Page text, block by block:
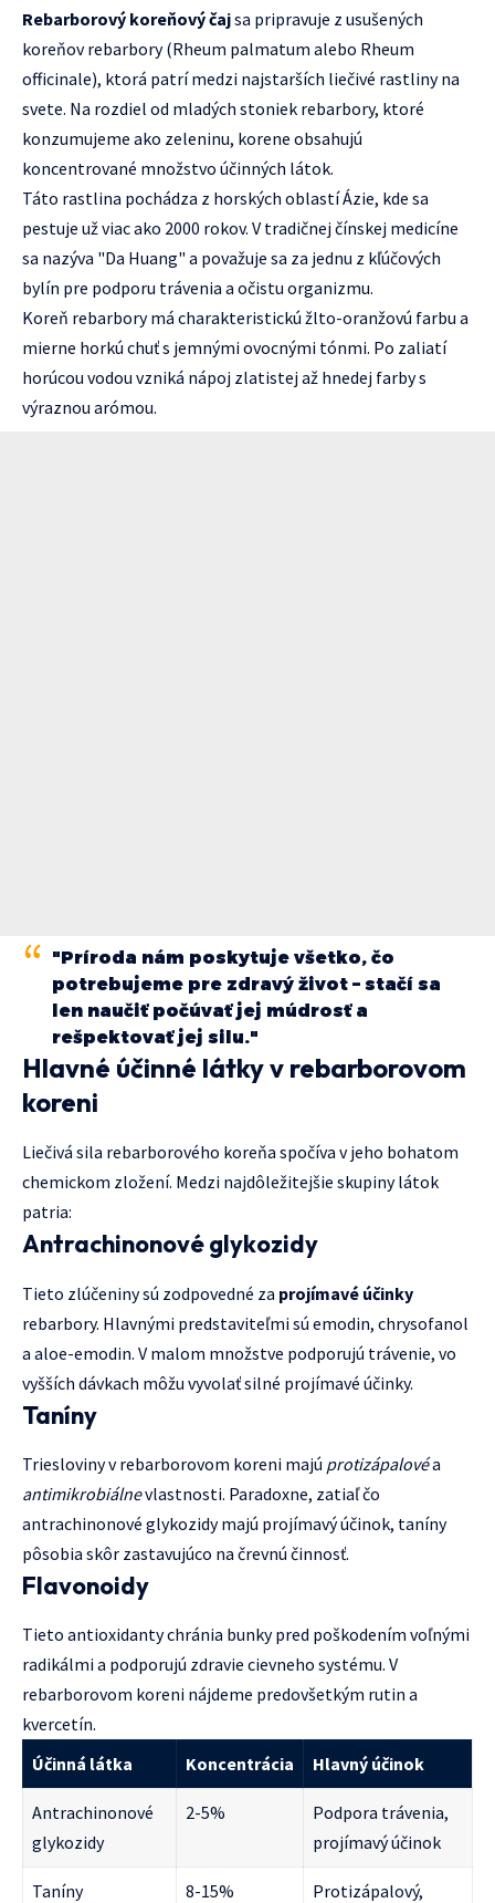
Rebarborový koreňový čajsa pripravuje z usušených
koreňov rebarbory (Rheum palmatum alebo Rheum
officinale), ktorá patrí medzi najstarších liečivé rastliny na
svete. Na rozdiel od mladých stoniek rebarbory, ktoré
konzumujeme ako zeleninu, korene obsahujú
koncentrované množstvo účinných látok.
Táto rastlina pochádza z horských oblastí Ázie, kde sa
pestuje už viac ako 2000 rokov. V tradičnej čínskej medicíne
sa nazýva "Da Huang" a považuje sa za jednu z kľúčových
bylín pre podporu trávenia a očistu organizmu.
Koreň rebarbory má charakteristickú žlto-oranžovú farbu a
mierne horkú chuť s jemnými ovocnými tónmi. Po zaliatí
horúcou vodou vzniká nápoj zlatistej až hnedej farby s
výraznou arómou.
"Príroda nám poskytuje všetko, čo
potrebujeme pre zdravý život – stačí sa
len naučiť počúvať jej múdrosť a
rešpektovať jej silu."
Hlavné účinné látky v rebarborovom
koreni
Liečivá sila rebarborového koreňa spočíva v jeho bohatom
chemickom zložení. Medzi najdôležitejšie skupiny látok
patria:
Antrachinonové glykozidy
Tieto zlúčeniny sú zodpovedné za projímavé účinky
rebarbory. Hlavnými predstaviteľmi sú emodin, chrysofanol
a aloe-emodin. V malom množstve podporujú trávenie, vo
vyšších dávkach môžu vyvolať silné projímavé účinky.
Taníny
Triesloviny v rebarborovom koreni majú protizápalovéa
antimikrobiálnevlastnosti. Paradoxne, zatiaľ čo
antrachinonové glykozidy majú projímavý účinok, taníny
pôsobia skôr zastavujúco na črevnú činnosť.
Flavonoidy
Tieto antioxidanty chránia bunky pred poškodením voľnými
radikálmi a podporujú zdravie cievneho systému. V
rebarborovom koreni nájdeme predovšetkým rutin a
kvercetín.
Účinná látka
Koncentrácia Hlavný účinok
Antrachinonové
glykozidy
2-5%
Podpora trávenia,
projímavý účinok
Taníny 8-15% Protizápalový,